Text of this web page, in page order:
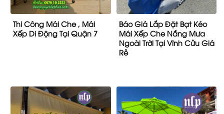
Thi Công Mái Che , Mái
Xếp Di Động Tại Quận 7
Báo Giá Lắp Đặt Bạt Kéo
Mái Xếp Che Nắng Mưa
Ngoài Trời Tại Vĩnh Cửu Giá
Rẻ